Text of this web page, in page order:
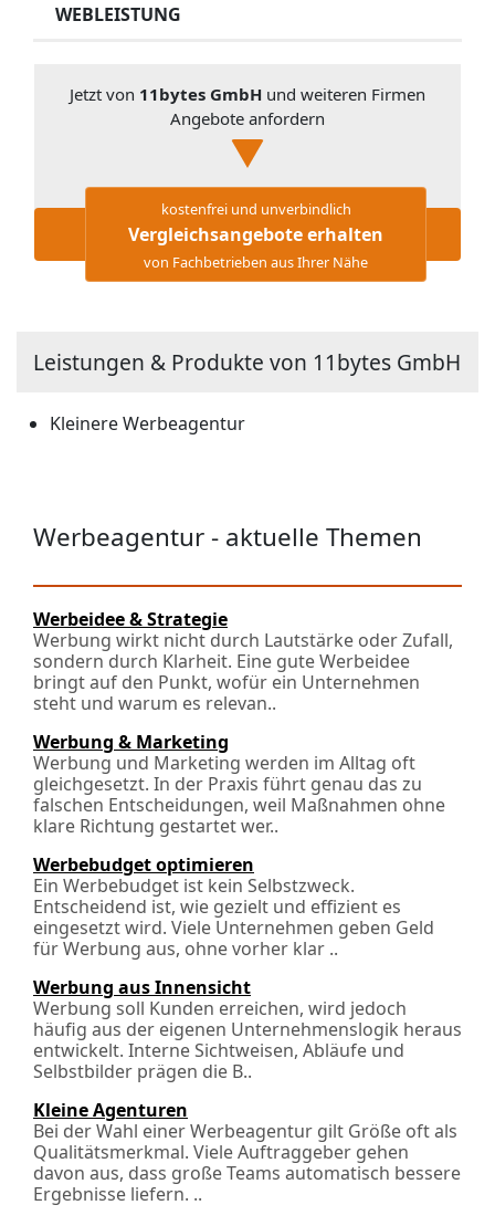
WEBLEISTUNG
Jetzt von 11bytes GmbH und weiteren Firmen
Angebote anfordern
kostenfrei und unverbindlich
Vergleichsangebote erhalten
von Fachbetrieben aus Ihrer Nähe
Leistungen & Produkte von 11bytes GmbH
Kleinere Werbeagentur
Werbeagentur - aktuelle Themen
Werbeidee & Strategie
Werbung wirkt nicht durch Lautstärke oder Zufall,
sondern durch Klarheit. Eine gute Werbeidee
bringt auf den Punkt, wofür ein Unternehmen
steht und warum es relevan..
Werbung & Marketing
Werbung und Marketing werden im Alltag oft
gleichgesetzt. In der Praxis führt genau das zu
falschen Entscheidungen, weil Maßnahmen ohne
klare Richtung gestartet wer..
Werbebudget optimieren
Ein Werbebudget ist kein Selbstzweck.
Entscheidend ist, wie gezielt und effizient es
eingesetzt wird. Viele Unternehmen geben Geld
für Werbung aus, ohne vorher klar ..
Werbung aus Innensicht
Werbung soll Kunden erreichen, wird jedoch
häufig aus der eigenen Unter­nehmens­logik heraus
entwickelt. Interne Sichtweisen, Abläufe und
Selbstbilder prägen die B..
Kleine Agenturen
Bei der Wahl einer Werbeagentur gilt Größe oft als
Qualitätsmerkmal. Viele Auftraggeber gehen
davon aus, dass große Teams automatisch bessere
Ergebnisse liefern. ..